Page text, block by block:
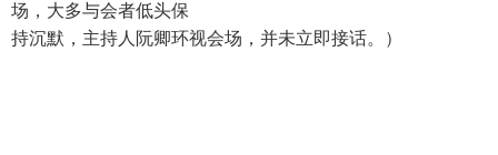
场，大多与会者低头保
持沉默，主持人阮卿环视会场，并未立即接话。）